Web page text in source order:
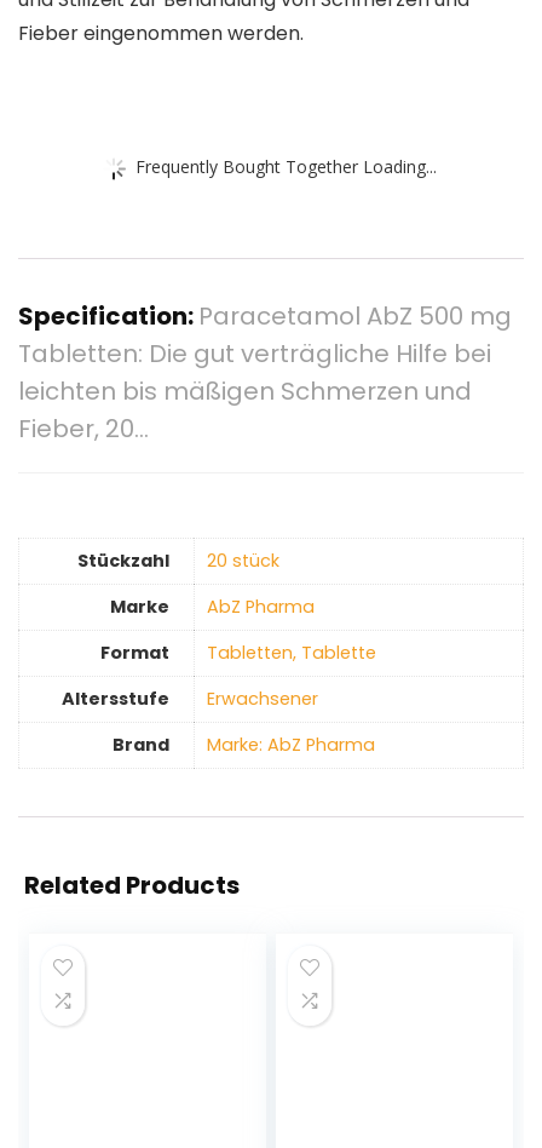
Fieber eingenommen werden.
Frequently Bought Together Loading...
Specification: Paracetamol AbZ 500 mg
Tabletten: Die gut verträgliche Hilfe bei
leichten bis mäßigen Schmerzen und
Fieber, 20…
Stückzahl
‎20 stück
Marke
‎AbZ Pharma
Format
‎Tabletten, Tablette
Altersstufe
‎Erwachsener
Brand
Marke: AbZ Pharma
Related Products